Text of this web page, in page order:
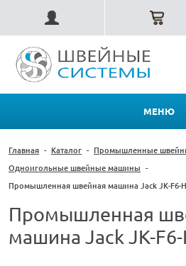
МЕНЮ
Главная - Каталог - Промышленные
Одноигольные швейные машины -
Промышленная швейная машина Jack JK-F6-
Промышленная
машина Jack JK-F6-